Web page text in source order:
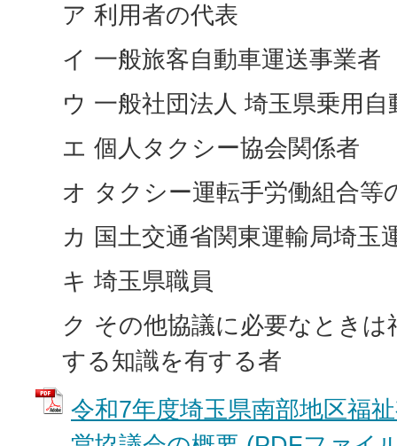
ア 利用者の代表
イ 一般旅客自動車運送事業者
ウ 一般社団法人 埼玉県乗用
エ 個人タクシー協会関係者
オ タクシー運転手労働組合等
カ 国土交通省関東運輸局埼玉
キ 埼玉県職員
ク その他協議に必要なときは
する知識を有する者
令和7年度埼玉県南部地区福